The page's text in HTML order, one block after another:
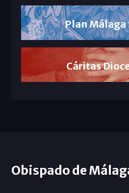
Plan Málaga
Cáritas
Obispado de